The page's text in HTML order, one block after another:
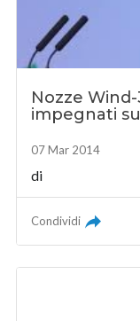
Nozze
impegnati
07 Mar 2014
di
Condividi